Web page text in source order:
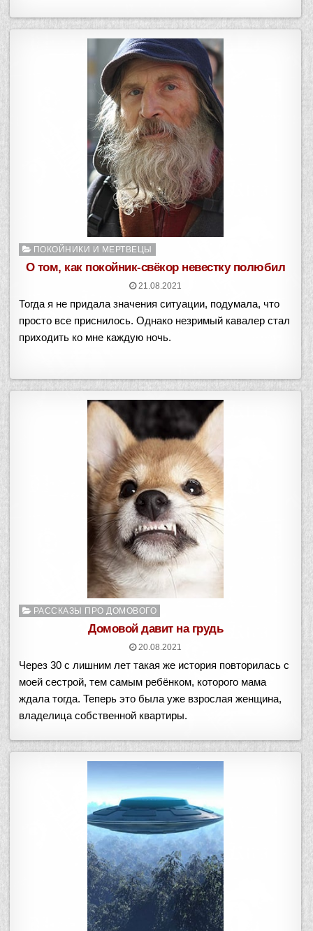
Опубликовано
ПОКОЙНИКИ И МЕРТВЕЦЫ
О том, как покойник-свёкор невестку полюбил
21.08.2021
Тогда я не придала значения ситуации, подумала, что
просто все приснилось. Однако незримый кавалер стал
приходить ко мне каждую ночь.
Опубликовано
РАССКАЗЫ ПРО ДОМОВОГО
Домовой давит на грудь
20.08.2021
Через 30 с лишним лет такая же история повторилась с
моей сестрой, тем самым ребёнком, которого мама
ждала тогда. Теперь это была уже взрослая женщина,
владелица собственной квартиры.